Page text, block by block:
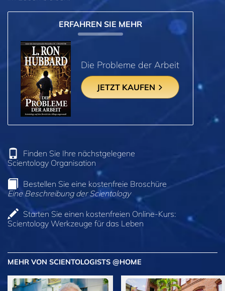
ERFAHREN SIE MEHR
Die Probleme der Arbeit
JETZT KAUFEN
Finden Sie Ihre nächstgelegene
Scientology Organisation
Bestellen Sie eine kostenfreie Broschüre
Eine Beschreibung der Scientology
Starten Sie einen kostenfreien Online-Kurs:
Scientology Werkzeuge für das Leben
MEHR VON SCIENTOLOGISTS @HOME